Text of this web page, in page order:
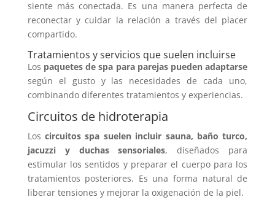
siente más conectada. Es una manera perfecta de
reconectar y cuidar la relación a través del placer
compartido.
Tratamientos y servicios que suelen incluirse
Los paquetes de spa para parejas pueden adaptarse
según el gusto y las necesidades de cada uno,
combinando diferentes tratamientos y experiencias.
Circuitos de hidroterapia
Loscircuitos spa suelen incluir sauna, baño turco,
jacuzzi y duchas sensoriales, diseñados para
estimular los sentidos y preparar el cuerpo para los
tratamientos posteriores. Es una forma natural de
liberar tensiones y mejorar la oxigenación de la piel.